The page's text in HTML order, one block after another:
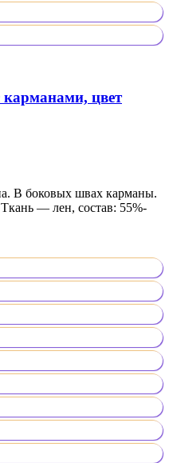
цвет
В боковых швах карманы.
— лен, состав: 55%-